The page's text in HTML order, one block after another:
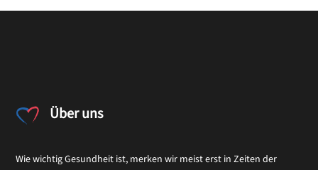
Über uns
Wie wichtig Gesundheit ist, merken wir meist erst in Zeiten der